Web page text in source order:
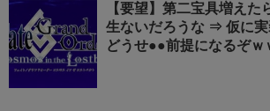
【要望】第二宝具増えた
生ないだろうな ⇒ 仮に実
どうせ●●前提になるぞｗ